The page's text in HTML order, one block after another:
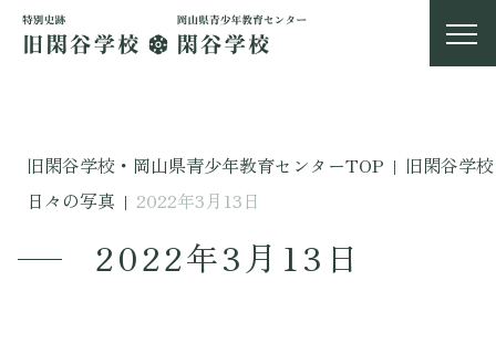
旧閑谷学校・岡山県青少年教育センターTOP | 旧閑谷学校
日々の写真 | 2022年3月13日
2022年3月13日